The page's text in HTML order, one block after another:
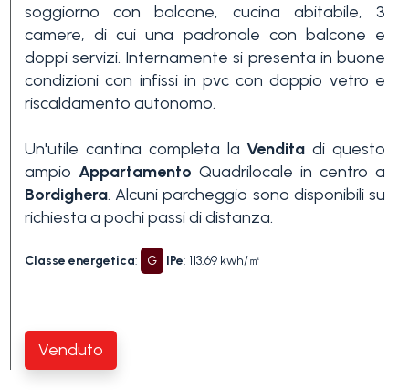
soggiorno con balcone, cucina abitabile, 3
camere, di cui una padronale con balcone e
doppi servizi. Internamente si presenta in buone
condizioni con infissi in pvc con doppio vetro e
riscaldamento autonomo.
Un'utile cantina completa la Vendita di questo
ampioAppartamento Quadrilocale in centro a
Bordighera. Alcuni parcheggio sono disponibili su
richiesta a pochi passi di distanza.
Classe energetica: G IPe: 113.69 kwh/㎡
Venduto
3+
Altre
-
multiscelta
Ascensore